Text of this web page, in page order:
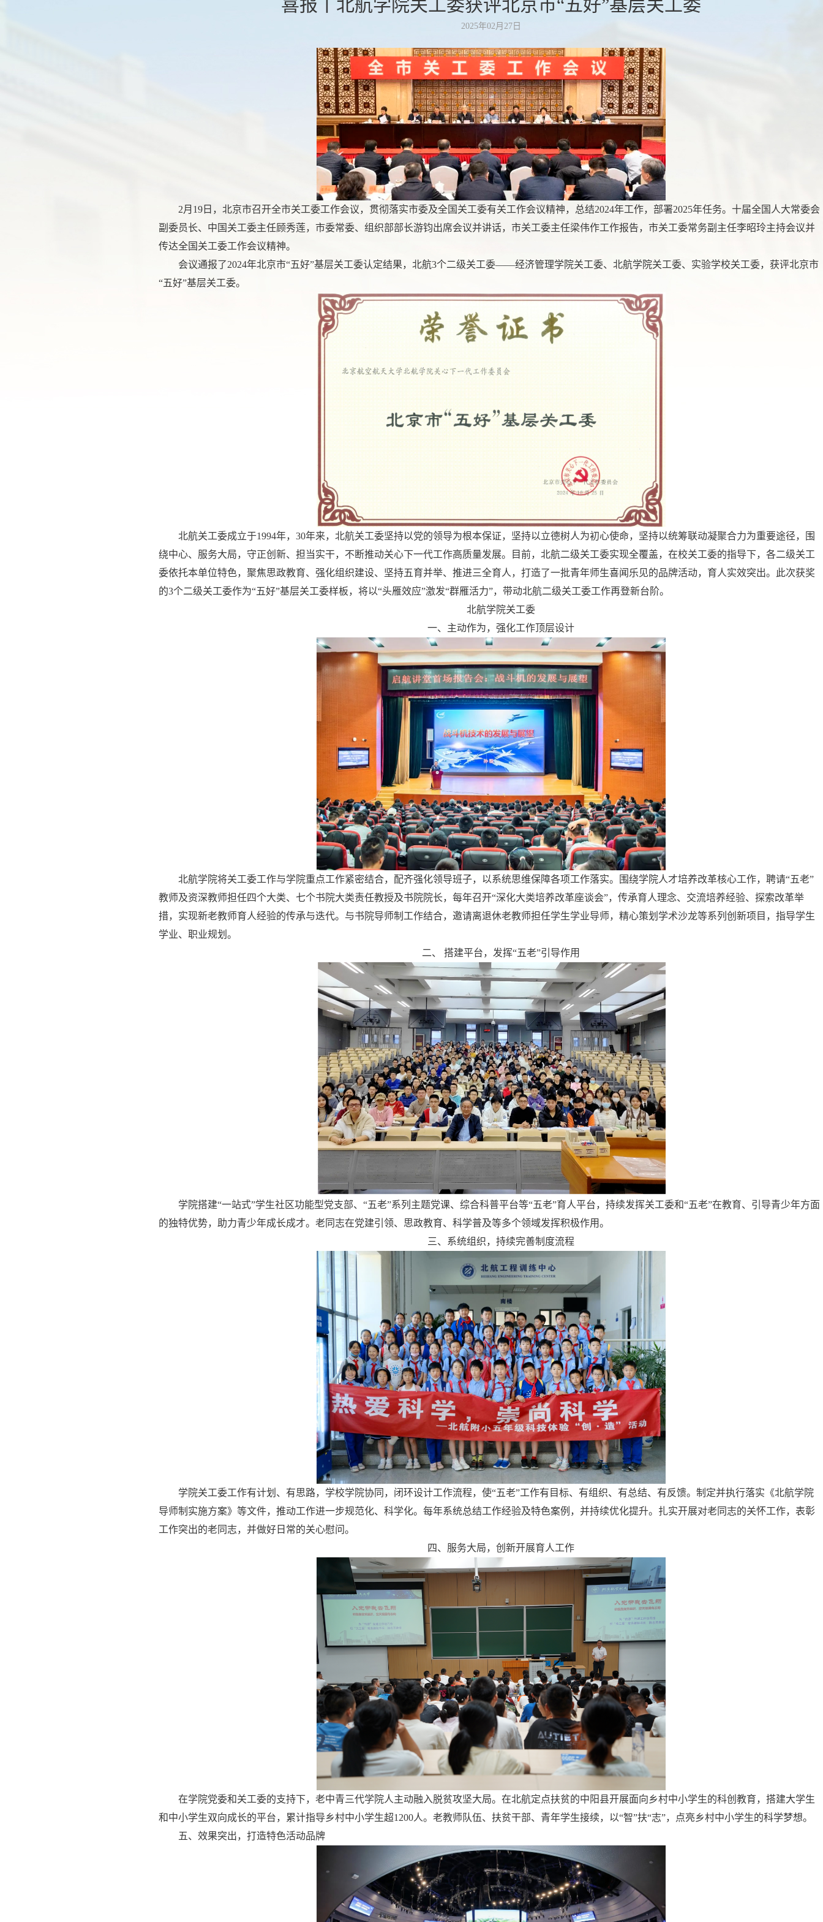
喜报丨北航学院关工委获评北京市“五好”基层关工委
2025年02月27日
2月19日，北京市召开全市关工委工作会议，贯彻落实市委及全国关工委有关工作会议精神，总结2024年工作，部署2025年任务。十届全国人大常委会
副委员长、中国关工委主任顾秀莲，市委常委、组织部部长游钧出席会议并讲话，市关工委主任梁伟作工作报告，市关工委常务副主任李昭玲主持会议并
传达全国关工委工作会议精神。
会议通报了2024年北京市“五好”基层关工委认定结果，北航3个二级关工委——经济管理学院关工委、北航学院关工委、实验学校关工委，获评北京市
“五好”基层关工委。
北航关工委成立于1994年，30年来，北航关工委坚持以党的领导为根本保证，坚持以立德树人为初心使命，坚持以统筹联动凝聚合力为重要途径，围
绕中心、服务大局，守正创新、担当实干，不断推动关心下一代工作高质量发展。目前，北航二级关工委实现全覆盖，在校关工委的指导下，各二级关工
委依托本单位特色，聚焦思政教育、强化组织建设、坚持五育并举、推进三全育人，打造了一批青年师生喜闻乐见的品牌活动，育人实效突出。此次获奖
的3个二级关工委作为“五好”基层关工委样板，将以“头雁效应”激发“群雁活力”，带动北航二级关工委工作再登新台阶。
北航学院关工委
一、主动作为，强化工作顶层设计
北航学院将关工委工作与学院重点工作紧密结合，配齐强化领导班子，以系统思维保障各项工作落实。围绕学院人才培养改革核心工作，聘请“五老”
教师及资深教师担任四个大类、七个书院大类责任教授及书院院长，每年召开“深化大类培养改革座谈会”，传承育人理念、交流培养经验、探索改革举
措，实现新老教师育人经验的传承与迭代。与书院导师制工作结合，邀请离退休老教师担任学生学业导师，精心策划学术沙龙等系列创新项目，指导学生
学业、职业规划。
二、 搭建平台，发挥“五老”引导作用
学院搭建“一站式”学生社区功能型党支部、“五老”系列主题党课、综合科普平台等“五老”育人平台，持续发挥关工委和“五老”在教育、引导青少年方面
的独特优势，助力青少年成长成才。老同志在党建引领、思政教育、科学普及等多个领域发挥积极作用。
三、系统组织，持续完善制度流程
学院关工委工作有计划、有思路，学校学院协同，闭环设计工作流程，使“五老”工作有目标、有组织、有总结、有反馈。制定并执行落实《北航学院
导师制实施方案》等文件，推动工作进一步规范化、科学化。每年系统总结工作经验及特色案例，并持续优化提升。扎实开展对老同志的关怀工作，表彰
工作突出的老同志，并做好日常的关心慰问。
四、服务大局，创新开展育人工作
在学院党委和关工委的支持下，老中青三代学院人主动融入脱贫攻坚大局。在北航定点扶贫的中阳县开展面向乡村中小学生的科创教育，搭建大学生
和中小学生双向成长的平台，累计指导乡村中小学生超1200人。老教师队伍、扶贫干部、青年学生接续，以“智”扶“志”，点亮乡村中小学生的科学梦想。
五、效果突出，打造特色活动品牌